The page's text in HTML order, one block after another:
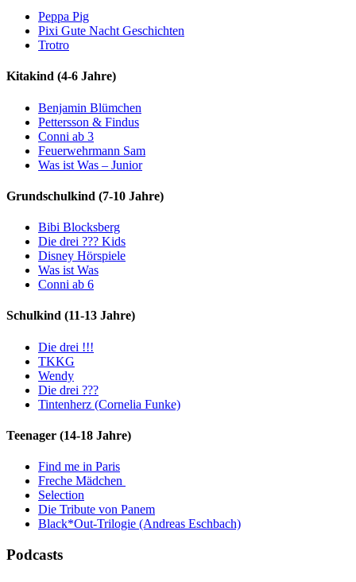
Peppa Pig
Pixi Gute Nacht Geschichten
Trotro
Kitakind (4-6 Jahre)
Benjamin Blümchen
Pettersson & Findus
Conni ab 3
Feuerwehrmann Sam
Was ist Was – Junior
Grundschulkind (7-10 Jahre)
Bibi Blocksberg
Die drei ??? Kids
Disney Hörspiele
Was ist Was
Conni ab 6
Schulkind (11-13 Jahre)
Die drei !!!
TKKG
Wendy
Die drei ???
Tintenherz (Cornelia Funke)
Teenager (14-18 Jahre)
Find me in Paris
Freche Mädchen
Selection
Die Tribute von Panem
Black*Out-Trilogie (Andreas Eschbach)
Podcasts